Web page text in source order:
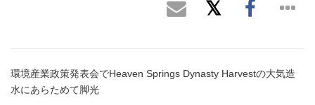
環境産業政策発表会でHeaven Springs Dynasty Harvestの大気造
水にあらためて脚光